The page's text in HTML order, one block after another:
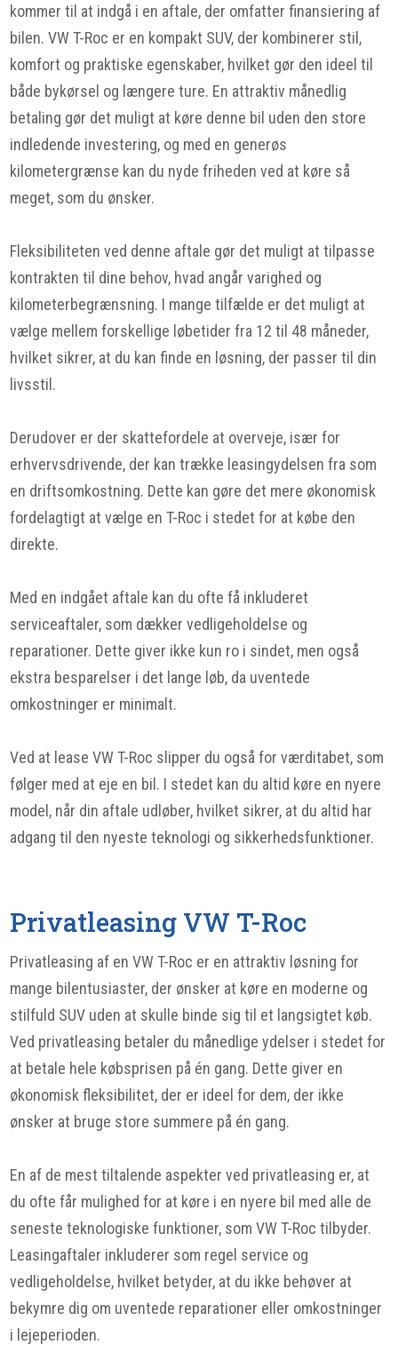
kommer til at indgå i en aftale, der omfatter finansiering af
bilen. VW T-Roc er en kompakt SUV, der kombinerer stil,
komfort og praktiske egenskaber, hvilket gør den ideel til
både bykørsel og længere ture. En attraktiv månedlig
betaling gør det muligt at køre denne bil uden den store
indledende investering, og med en generøs
kilometergrænse kan du nyde friheden ved at køre så
meget, som du ønsker.
Fleksibiliteten ved denne aftale gør det muligt at tilpasse
kontrakten til dine behov, hvad angår varighed og
kilometerbegrænsning. I mange tilfælde er det muligt at
vælge mellem forskellige løbetider fra 12 til 48 måneder,
hvilket sikrer, at du kan finde en løsning, der passer til din
livsstil.
Derudover er der skattefordele at overveje, især for
erhvervsdrivende, der kan trække leasingydelsen fra som
en driftsomkostning. Dette kan gøre det mere økonomisk
fordelagtigt at vælge en T-Roc i stedet for at købe den
direkte.
Med en indgået aftale kan du ofte få inkluderet
serviceaftaler, som dækker vedligeholdelse og
reparationer. Dette giver ikke kun ro i sindet, men også
ekstra besparelser i det lange løb, da uventede
omkostninger er minimalt.
Ved at lease VW T-Roc slipper du også for værditabet, som
følger med at eje en bil. I stedet kan du altid køre en nyere
model, når din aftale udløber, hvilket sikrer, at du altid har
adgang til den nyeste teknologi og sikkerhedsfunktioner.
Privatleasing VW T-Roc
Privatleasing af en VW T-Roc er en attraktiv løsning for
mange bilentusiaster, der ønsker at køre en moderne og
stilfuld SUV uden at skulle binde sig til et langsigtet køb.
Ved privatleasing betaler du månedlige ydelser i stedet for
at betale hele købsprisen på én gang. Dette giver en
økonomisk fleksibilitet, der er ideel for dem, der ikke
ønsker at bruge store summere på én gang.
En af de mest tiltalende aspekter ved privatleasing er, at
du ofte får mulighed for at køre i en nyere bil med alle de
seneste teknologiske funktioner, som VW T-Roc tilbyder.
Leasingaftaler inkluderer som regel service og
vedligeholdelse, hvilket betyder, at du ikke behøver at
bekymre dig om uventede reparationer eller omkostninger
i lejeperioden.